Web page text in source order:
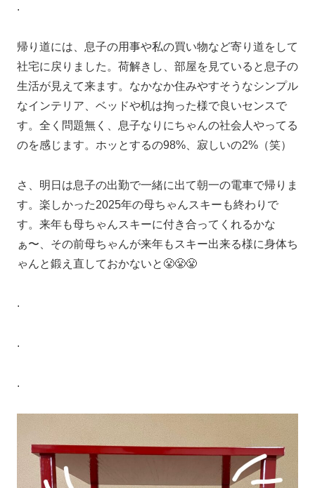
.
帰り道には、息子の用事や私の買い物など寄り道をして
社宅に戻りました。荷解きし、部屋を見ていると息子の
生活が見えて来ます。なかなか住みやすそうなシンプル
なインテリア、ベッドや机は拘った様で良いセンスで
す。全く問題無く、息子なりにちゃんの社会人やってる
のを感じます。ホッとするの98%、寂しいの2%（笑）
さ、明日は息子の出勤で一緒に出て朝一の電車で帰りま
す。楽しかった2025年の母ちゃんスキーも終わりで
す。来年も母ちゃんスキーに付き合ってくれるかな
ぁ〜、その前母ちゃんが来年もスキー出来る様に身体ち
ゃんと鍛え直しておかないと😤😤😤
.
.
.